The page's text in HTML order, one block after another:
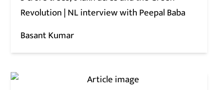
Revolution | NL interview with Peepal Baba
Basant Kumar